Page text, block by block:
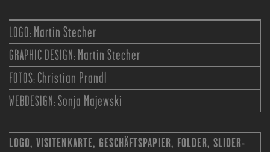
LOGO:Martin Stecher
GRAPHIC DESIGN:Martin Stecher
FOTOS:Christian Prandl
WEBDESIGN:Sonja Majewski
LOGO, VISITENKARTE, GESCHÄFTSPAPIER, FOLDER, SLIDER-